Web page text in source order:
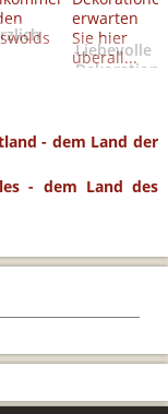
Liebevolle
- dem Land der
- dem Land des